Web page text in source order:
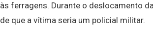
às ferragens. Durante o deslocamento
de que a vítima seria um policial militar.